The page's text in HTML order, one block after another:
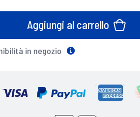
Aggiungi al carrello
in negozio